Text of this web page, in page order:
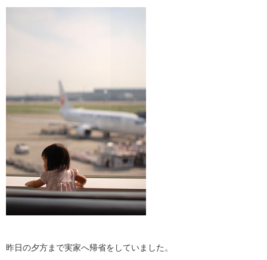
昨日の夕方まで実家へ帰省をしていました。